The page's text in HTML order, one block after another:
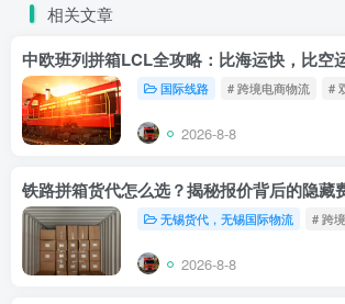
相关文章
国际线路 # 跨境电商物流 #
2026-8-8
铁路拼箱货代怎么选？揭秘报价背后的隐藏
无锡货代，无锡国际物流 # 跨
2026-8-8